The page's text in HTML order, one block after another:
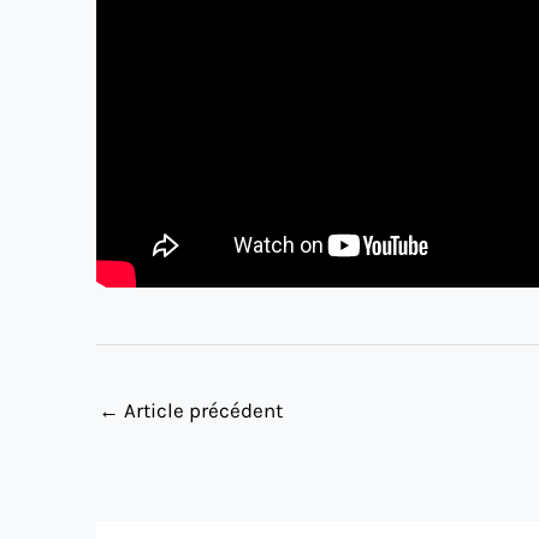
← Article précédent